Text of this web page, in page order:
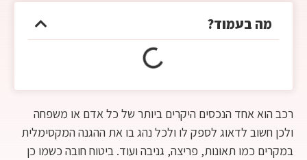
מה בעמוד?
רכב הוא אחד הנכסים היקרים ביותר של כל אדם או משפחה
ולכן חשוב לדאוג לספק לו ולכל נהג בו את ההגנה המקסימלית
במקרים כמו תאונות, פריצה, גניבה ועוד. ביטוח חובה כשמו כן